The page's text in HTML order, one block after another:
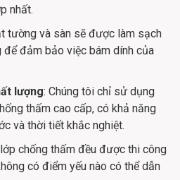
nhất.
tường và sàn sẽ được làm sạch
để đảm bảo việc bám dính của
lượng: Chúng tôi chỉ sử dụng
thấm cao cấp, có khả năng
và thời tiết khắc nghiệt.
chống thấm đều được thi công
có điểm yếu nào có thể dẫn